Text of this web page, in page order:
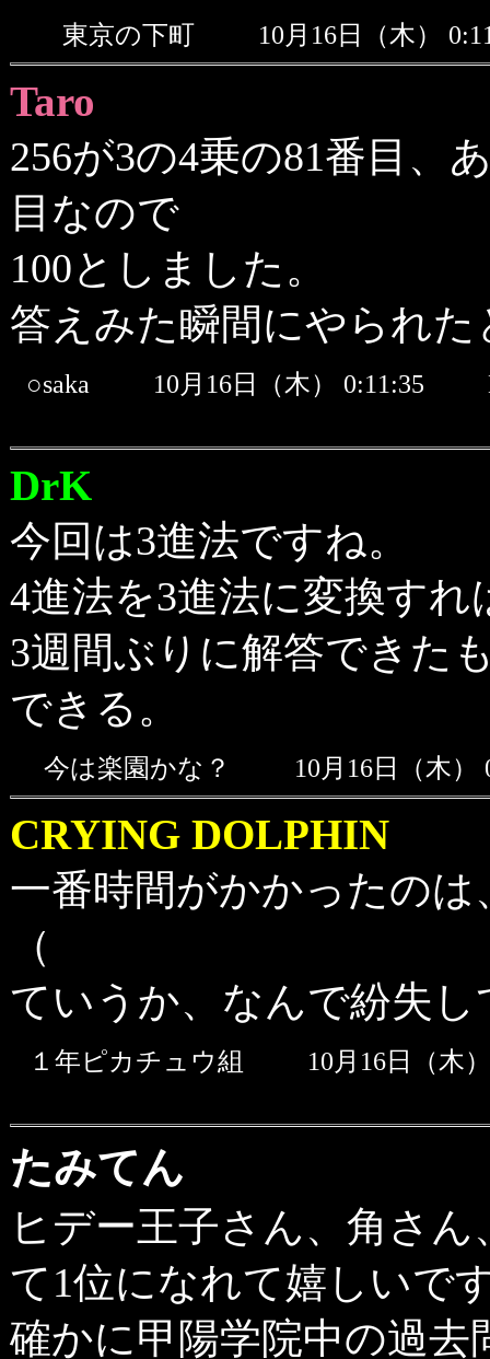
東京の下町 10月16日（木）
Taro
256が3の4乗の81番目、
目なので
100としました。
答えみた瞬間にやられ
○saka 10月16日（木） 0:11:35
DrK
今回は3進法ですね。
4進法を3進法に変換すれ
3週間ぶりに解答できた
できる。
今は楽園かな？ 10月16日（木
CRYING DOLPHIN
一番時間がかかったの
（
ていうか、なんで紛失
１年ピカチュウ組 10月16日（
たみてん
ヒデー王子さん、角さ
て1位になれて嬉しいで
確かに甲陽学院中の過去